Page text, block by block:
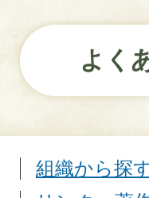
よく
組織から探